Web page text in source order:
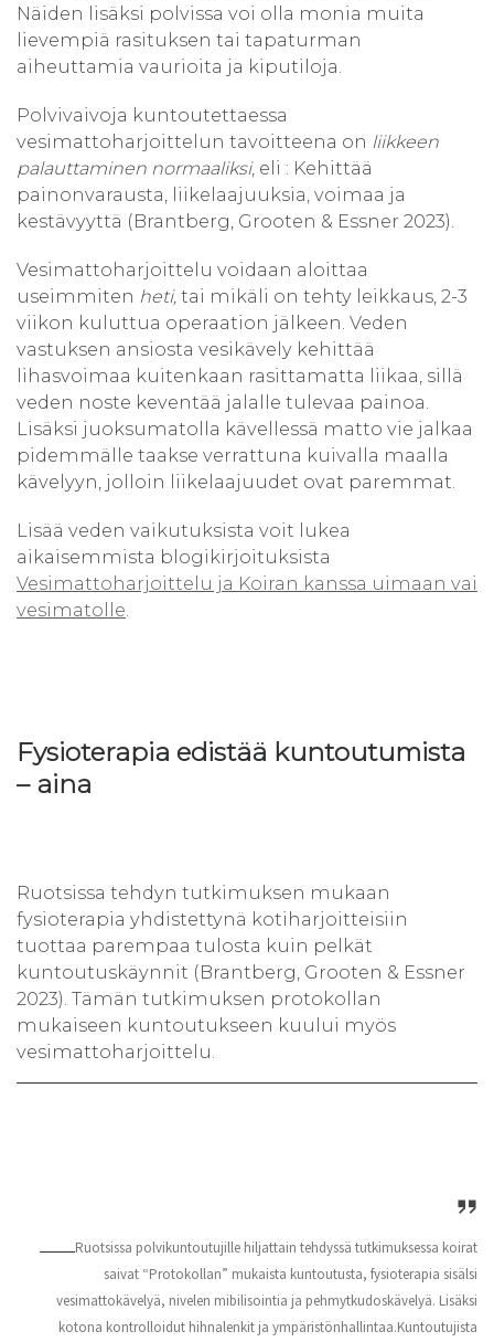
Näiden lisäksi polvissa voi olla monia muita
lievempiä rasituksen tai tapaturman
aiheuttamia vaurioita ja kiputiloja.
Polvivaivoja kuntoutettaessa
vesimattoharjoittelun tavoitteena on liikkeen
palauttaminen normaaliksi, eli : Kehittää
painonvarausta, liikelaajuuksia, voimaa ja
kestävyyttä (Brantberg, Grooten & Essner 2023).
Vesimattoharjoittelu voidaan aloittaa
useimmiten heti, tai mikäli on tehty leikkaus, 2-3
viikon kuluttua operaation jälkeen. Veden
vastuksen ansiosta vesikävely kehittää
lihasvoimaa kuitenkaan rasittamatta liikaa, sillä
veden noste keventää jalalle tulevaa painoa.
Lisäksi juoksumatolla kävellessä matto vie jalkaa
pidemmälle taakse verrattuna kuivalla maalla
kävelyyn, jolloin liikelaajuudet ovat paremmat.
Lisää veden vaikutuksista voit lukea
aikaisemmista blogikirjoituksista
Vesimattoharjoittelu ja Koiran kanssa uimaan vai
vesimatolle.
Fysioterapia edistää kuntoutumista
– aina
Ruotsissa tehdyn tutkimuksen mukaan
fysioterapia yhdistettynä kotiharjoitteisiin
tuottaa parempaa tulosta kuin pelkät
kuntoutuskäynnit (Brantberg, Grooten & Essner
2023). Tämän tutkimuksen protokollan
mukaiseen kuntoutukseen kuului myös
vesimattoharjoittelu.
Ruotsissa polvikuntoutujille hiljattain tehdyssä tutkimuksessa koirat
saivat “Protokollan” mukaista kuntoutusta, fysioterapia sisälsi
vesimattokävelyä, nivelen mibilisointia ja pehmytkudoskävelyä. Lisäksi
kotona kontrolloidut hihnalenkit ja ympäristönhallintaa.Kuntoutujista